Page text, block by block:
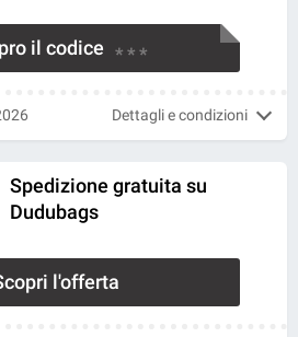
il codice * * *
Dettagli e condizioni
Spedizione gratuita su
Dudubags
l'offerta